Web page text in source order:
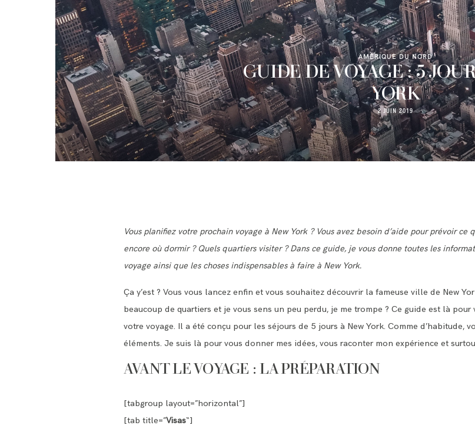
AMÉRIQUE DU NORD
GUIDE DE VOYAGE : 5
YORK
2 JUIN 2019
Vous planifiez votre prochain voyage à New York ? Vous avez besoin d’aide pour prévoir ce
encore où dormir ? Quels quartiers visiter ? Dans ce guide, je vous donne toutes les
voyage ainsi que les choses indispensables à faire à New York.
Ça y’est ? Vous vous lancez enfin et vous souhaitez découvrir la fameuse ville de New
beaucoup de quartiers et je vous sens un peu perdu, je me trompe ? Ce guide est là
votre voyage. Il a été conçu pour les séjours de 5 jours à New York. Comme d’habitude,
éléments. Je suis là pour vous donner mes idées, vous raconter mon expérience et
AVANT LE VOYAGE : LA PRÉPARATION
[tabgroup layout=”horizontal”]
[tab title=”Visas“]